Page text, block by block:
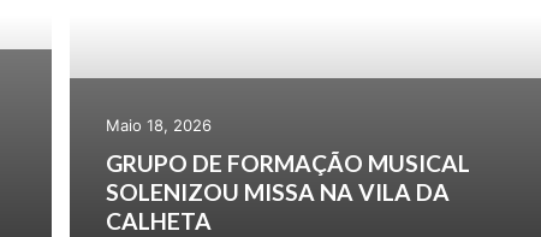
Maio 18, 2026
GRUPO DE FORMAÇÃO MUSICAL
SOLENIZOU MISSA NA VILA DA
CALHETA